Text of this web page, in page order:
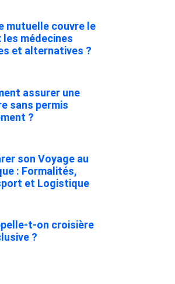
mutuelle couvre le
les médecines
et alternatives ?
assurer une
sans permis
?
son Voyage au
: Formalités,
et Logistique
t-on croisière
?